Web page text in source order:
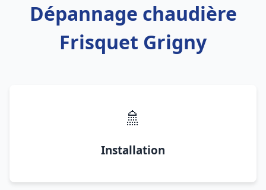
Dépannage chaudière
Frisquet Grigny
🚿
Installation